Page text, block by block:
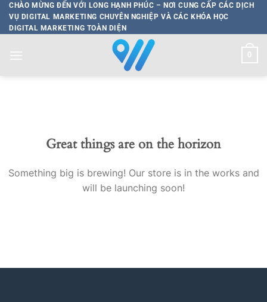
Bỏ
qua
nội
CHÀO MỪNG ĐẾN VỚI LONG HẠNH PHÚC – NƠI CUNG CẤP CÁC DỊCH
VỤ DIGITAL MARKETING CHUYÊN NGHIỆP VÀ CÁC KHÓA HỌC
DIGITAL MARKETING TOÀN DIỆN
0
Great things are on the horizon
Something big is brewing! Our store is in the works and
will be launching soon!